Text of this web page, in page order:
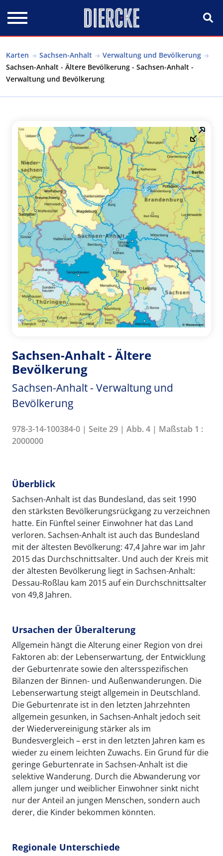
Karten Sachsen-Anhalt
Verwaltung und Bevölkerung
Sachsen-Anhalt - Ältere Bevölkerung - Sachsen-Anhalt -
Verwaltung und Bevölkerung
Sachsen-Anhalt - Ältere
Bevölkerung
Sachsen-Anhalt - Verwaltung und
Bevölkerung
978-3-14-100384-0 | Seite 29 | Abb. 4 | Maßstab 1 :
2000000
Überblick
Sachsen-Anhalt ist das Bundesland, das seit 1990
den stärksten Bevölkerungsrückgang zu verzeichnen
hatte. Ein Fünftel seiner Einwohner hat das Land
verloren. Sachsen-Anhalt ist auch das Bundesland
mit der ältesten Bevölkerung: 47,4 Jahre war im Jahr
2015 das Durchschnittsalter. Und auch der Kreis mit
der ältesten Bevölkerung liegt in Sachsen-Anhalt:
Dessau-Roßlau kam 2015 auf ein Durchschnittsalter
von 49,8 Jahren.
Ursachen der Überalterung
Allgemein hängt die Alterung einer Region von drei
Faktoren ab: der Lebenserwartung, der Entwicklung
der Geburtenrate sowie den altersspezifischen
Bilanzen der Binnen- und Außenwanderungen. Die
Lebenserwartung steigt allgemein in Deutschland.
Die Geburtenrate ist in den letzten Jahrzehnten
allgemein gesunken, in Sachsen-Anhalt jedoch seit
der Wiedervereinigung stärker als im
Bundesvergleich – erst in den letzten Jahren kam es
wieder zu einem leichten Zuwachs. Ein Grund für die
geringe Geburtenrate in Sachsen-Anhalt ist die
selektive Wanderung. Durch die Abwanderung vor
allem junger und weiblicher Einwohner sinkt nicht
nur der Anteil an jungen Menschen, sondern auch
derer, die Kinder bekommen könnten.
Regionale Unterschiede